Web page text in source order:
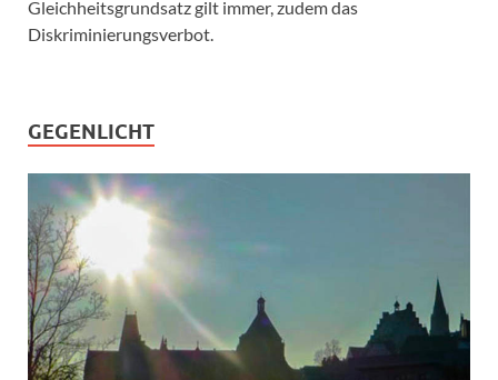
Gleichheitsgrundsatz gilt immer, zudem das
Diskriminierungsverbot.
GEGENLICHT